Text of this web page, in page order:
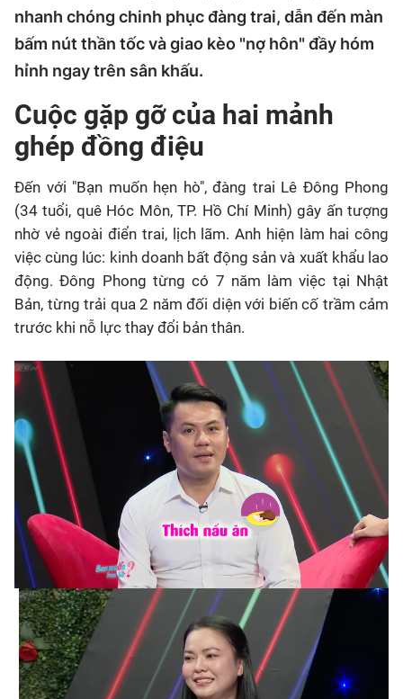
nhanh chóng chinh phục đàng trai, dẫn đến màn
bấm nút thần tốc và giao kèo "nợ hôn" đầy hóm
hỉnh ngay trên sân khấu.
Cuộc gặp gỡ của hai mảnh
ghép đồng điệu
Đến với "Bạn muốn hẹn hò", đàng trai Lê Đông Phong
(34 tuổi, quê Hóc Môn, TP. Hồ Chí Minh) gây ấn tượng
nhờ vẻ ngoài điển trai, lịch lãm. Anh hiện làm hai công
việc cùng lúc: kinh doanh bất động sản và xuất khẩu lao
động. Đông Phong từng có 7 năm làm việc tại Nhật
Bản, từng trải qua 2 năm đối diện với biến cố trầm cảm
trước khi nỗ lực thay đổi bản thân.